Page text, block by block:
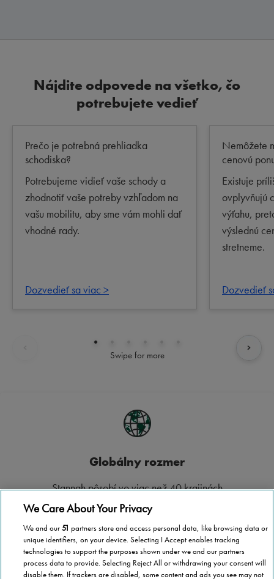
Nájdite odpovede na všetko, čo
potrebujete vedieť
Prečo je potrebná prehliadka
schodiska?
Potrebujeme vidieť vaše schody a
zhodnotiť vaše potreby vzhľadom na
vašu mobilitu, aby sme vám mohli dať
vhodné rady.
Dozvedieť sa viac >
Nemôžete
cenovú
Existuje
ovplyvňujú
výťahu,
výslednú
stretneme.
Dozvedieť
Swipe for more
Globálny rozmer
Stannah pôsobí vo viac než 40 krajinách
Vnútroštátne pokrytie
Nech ste kdekoľvek na Slovensku, spoločnosť Stannah je tu
We Care About Your Privacy
We and our51 partners store and access personal data, like browsing data or
unique identifiers, on your device. Selecting I Accept enables tracking
technologies to support the purposes shown under we and our partners
process data to provide. Selecting Reject All or withdrawing your consent will
disable them. If trackers are disabled, some content and ads you see may not